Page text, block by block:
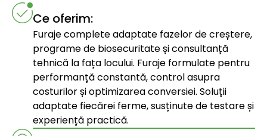
Ce oferim:
Furaje complete adaptate fazelor de creștere,
programe de biosecuritate și consultanță
tehnică la fața locului. Furaje formulate pentru
performanță constantă, control asupra
costurilor și optimizarea conversiei. Soluții
adaptate fiecărei ferme, susținute de testare și
experiență practică.